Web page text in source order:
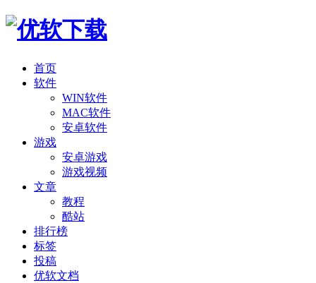
首页
软件
WIN软件
MAC软件
安卓软件
游戏
安卓游戏
游戏视频
文章
教程
酷站
排行榜
标签
投稿
优软文档